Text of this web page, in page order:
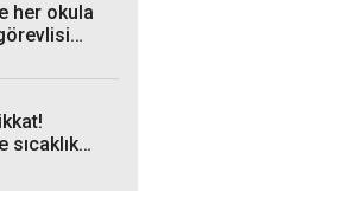
her okula
sıcaklık